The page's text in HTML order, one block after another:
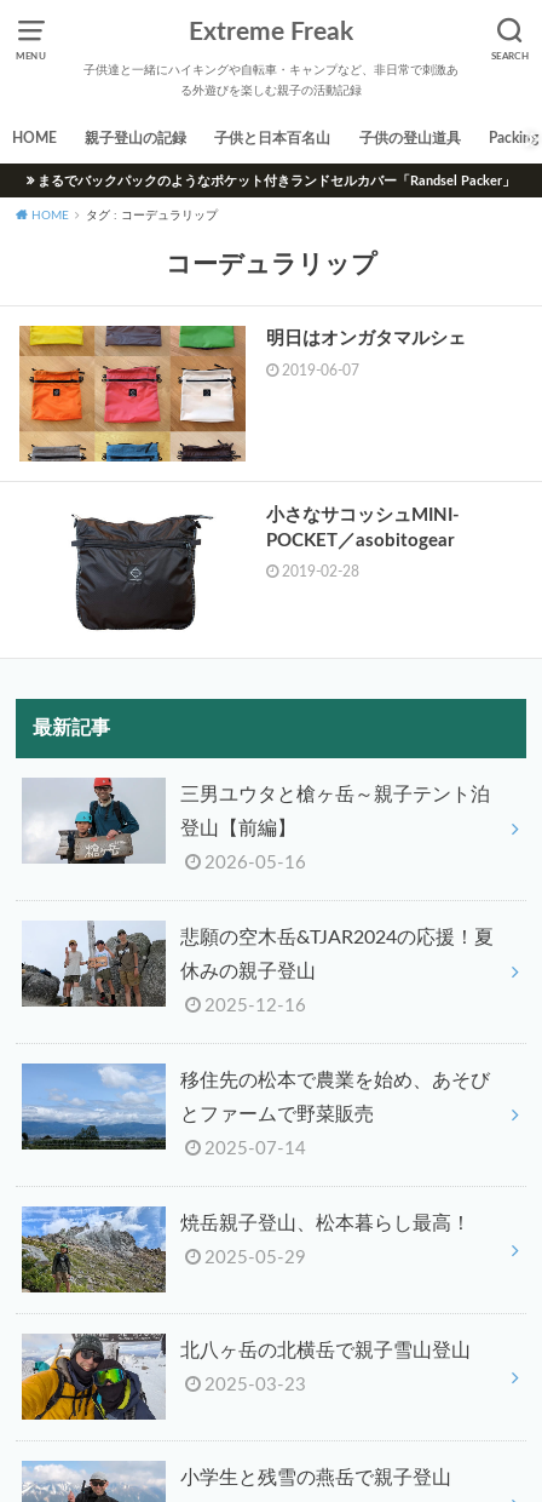
MENU SEARCH
Extreme Freak
子供達と一緒にハイキングや自転車・キャンプなど、非日常で刺激あ
る外遊びを楽しむ親子の活動記録
HOME 親子登山の記録 子供と日本百名山 子供の登山道具 Packing
まるでバックパックのようなポケット付きランドセルカバー「Randsel Packer」
HOME タグ : コーデュラリップ
コーデュラリップ
明日はオンガタマルシェ
2019-06-07
小さなサコッシュMINI-
POCKET／asobitogear
2019-02-28
最新記事
三男ユウタと槍ヶ岳～親子テント泊
登山【前編】
2026-05-16
悲願の空木岳&TJAR2024の応援！夏
休みの親子登山
2025-12-16
移住先の松本で農業を始め、あそび
とファームで野菜販売
2025-07-14
焼岳親子登山、松本暮らし最高！
2025-05-29
北八ヶ岳の北横岳で親子雪山登山
2025-03-23
小学生と残雪の燕岳で親子登山